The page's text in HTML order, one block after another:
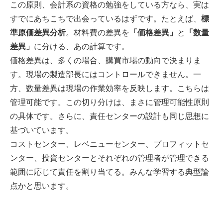
この原則、会計系の資格の勉強をしている方なら、実は
すでにあちこちで出会っているはずです。たとえば、 標
準原価差異分析。材料費の差異を 「価格差異」 と
「数量
差異」 に分ける、あの計算です。
価格差異は、多くの場合、購買市場の動向で決まりま
す。現場の製造部長にはコントロールできません。一
方、数量差異は現場の作業効率を反映します。こちらは
管理可能です。この切り分けは、まさに管理可能性原則
の具体です。さらに、責任センターの設計も同じ思想に
基づいています。
コストセンター、レベニューセンター、プロフィットセ
ンター、投資センターとそれぞれの管理者が管理できる
範囲に応じて責任を割り当てる。みんな学習する典型論
点かと思います。